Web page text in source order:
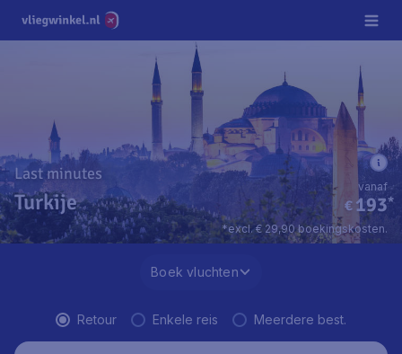
Last minutes
Turkije € 193*
vanaf
*excl. € 29,90 boekingskosten.
Boek vluchten
Retour Enkele reis Meerdere best.